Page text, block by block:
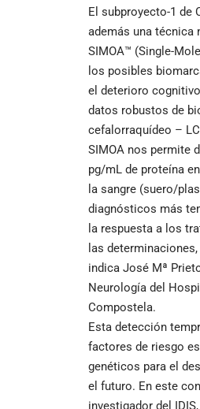
El subproyecto-1 de
además una técnica
SIMOA™ (Single-
los posibles
el deterioro
datos robustos de
cefalorraquídeo –
SIMOA nos permite
pg/mL de proteína
la sangre (suero/
diagnósticos más
la respuesta a los
las
indica José Mª
Neurología del
Compostela.
Esta detección
factores de riesgo
genéticos para el
el futuro. En este
investigador del